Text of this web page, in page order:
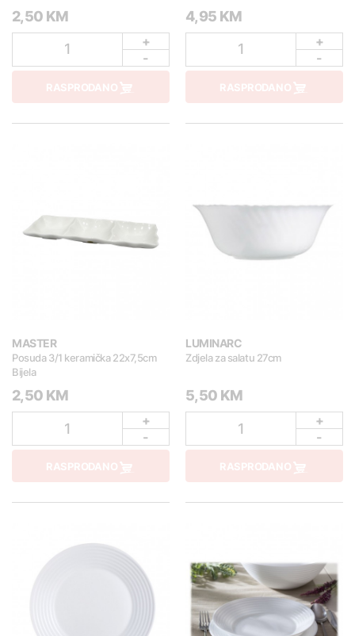
2,50 KM
1
+
-
RASPRODANO
4,95 KM
1
+
-
RASPRODANO
MASTER
Posuda 3/1 keramička 22x7,5cm
Bijela
2,50 KM
1
+
-
RASPRODANO
LUMINARC
Zdjela za salatu 27cm
5,50 KM
1
+
-
RASPRODANO